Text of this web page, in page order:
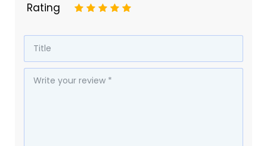
Rating 5
4
3
2